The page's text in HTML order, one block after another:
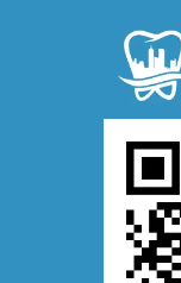
牙齦萎縮